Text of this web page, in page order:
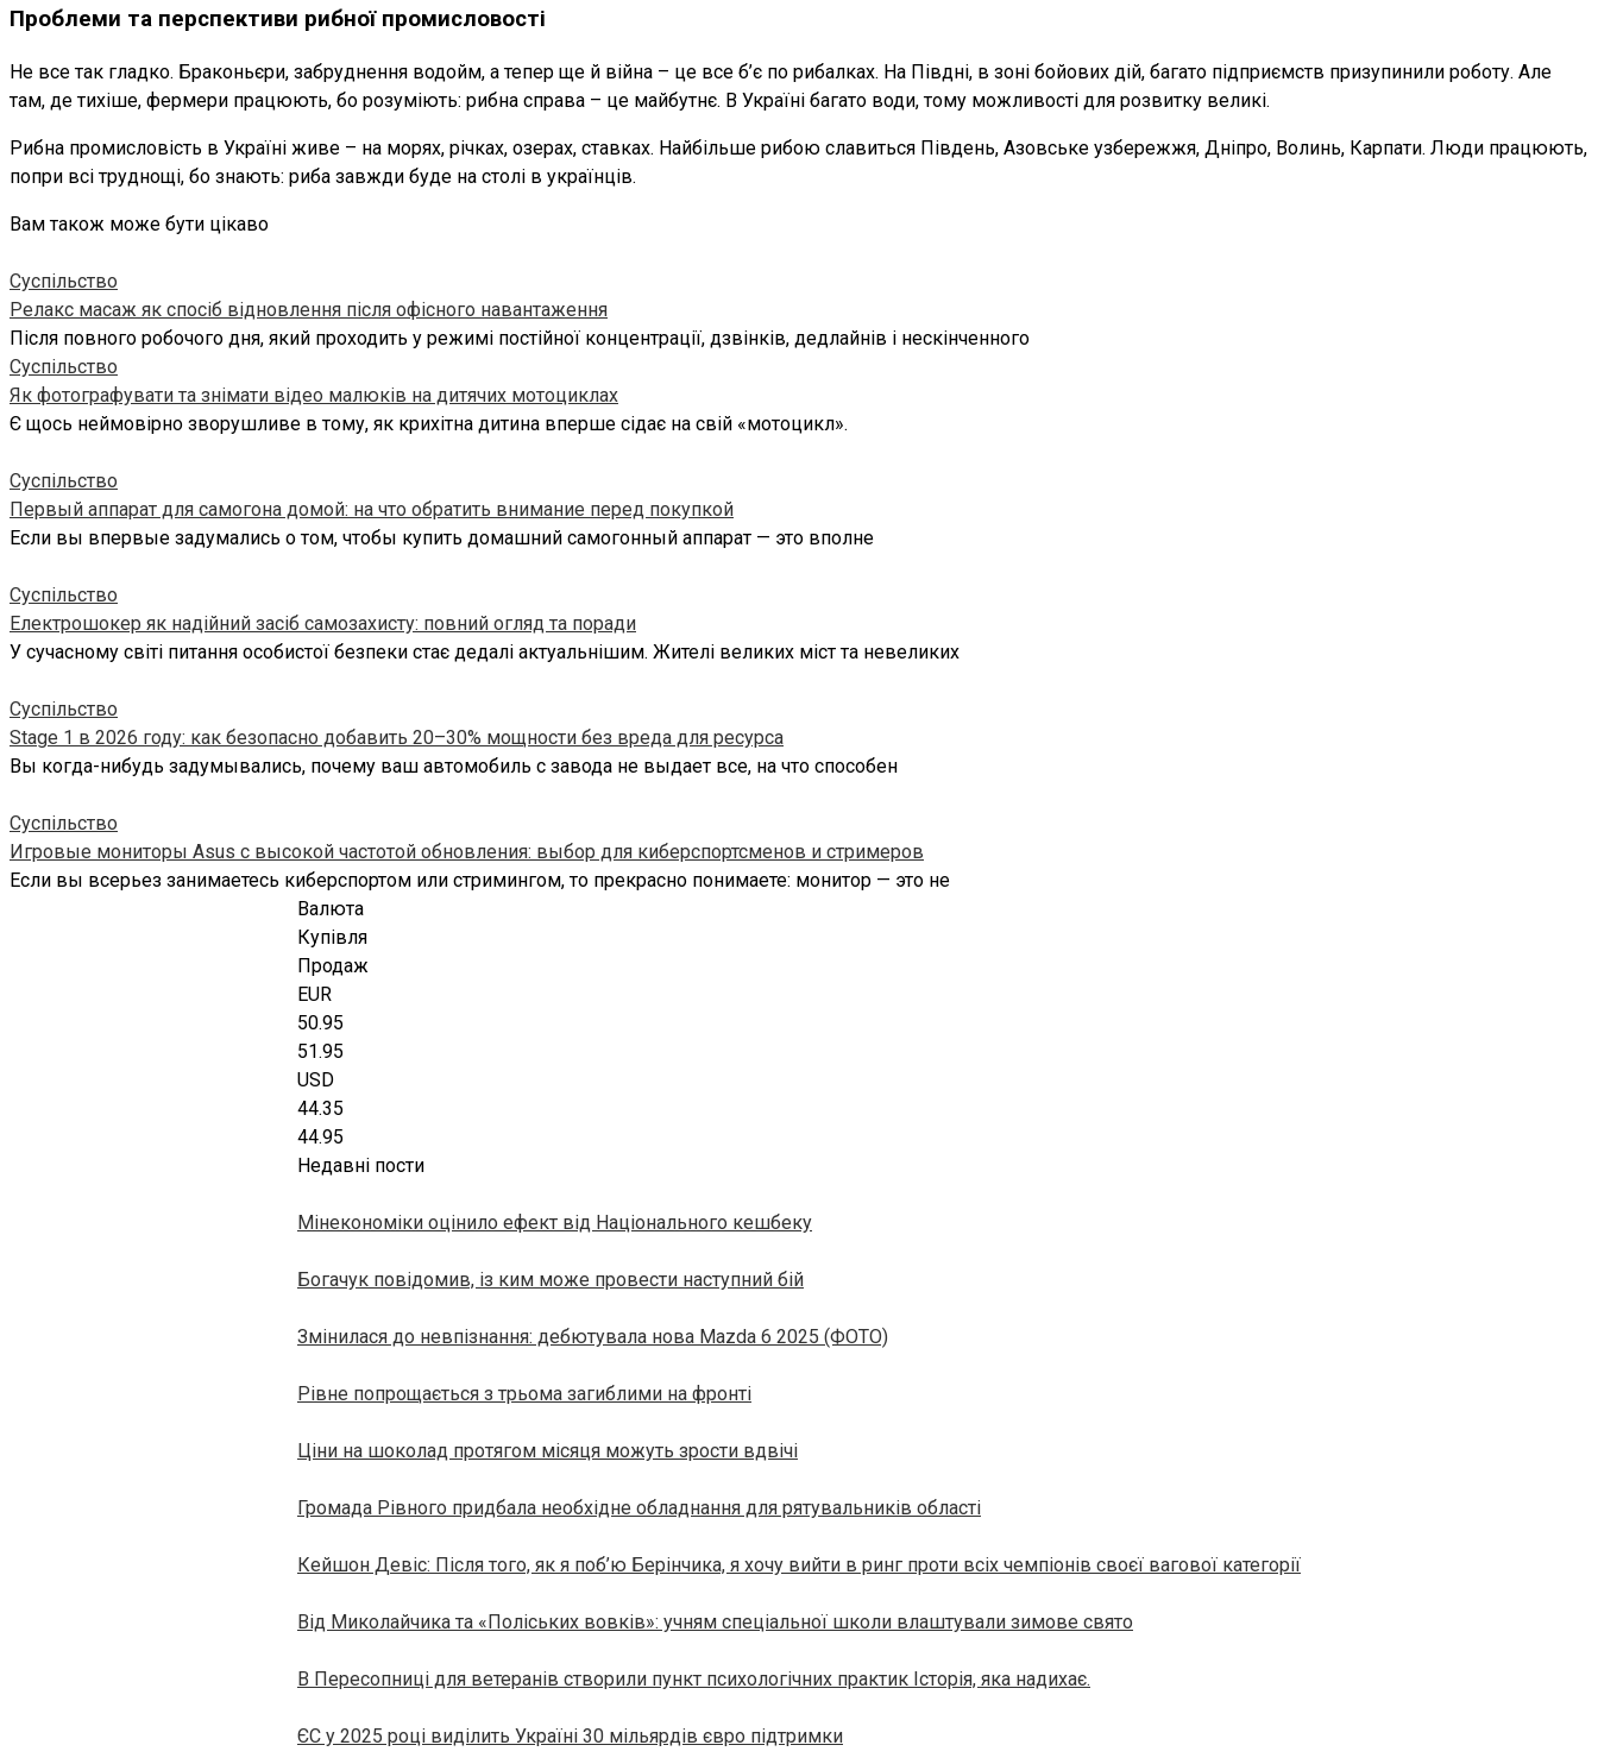
Проблеми та перспективи рибної промисловості
Не все так гладко. Браконьєри, забруднення водойм, а тепер ще й війна – це все б’є по рибалках. На Півдні, в зоні бойових дій, багато підприємств призупинили роботу. Але
там, де тихіше, фермери працюють, бо розуміють: рибна справа – це майбутнє. В Україні багато води, тому можливості для розвитку великі.
Рибна промисловість в Україні живе – на морях, річках, озерах, ставках. Найбільше рибою славиться Південь, Азовське узбережжя, Дніпро, Волинь, Карпати. Люди працюють,
попри всі труднощі, бо знають: риба завжди буде на столі в українців.
Вам також може бути цікаво
Суспільство
Релакс масаж як спосіб відновлення після офісного навантаження
Після повного робочого дня, який проходить у режимі постійної концентрації, дзвінків, дедлайнів і нескінченного
Суспільство
Як фотографувати та знімати відео малюків на дитячих мотоциклах
Є щось неймовірно зворушливе в тому, як крихітна дитина вперше сідає на свій «мотоцикл».
Суспільство
Первый аппарат для самогона домой: на что обратить внимание перед покупкой
Если вы впервые задумались о том, чтобы купить домашний самогонный аппарат — это вполне
Суспільство
Електрошокер як надійний засіб самозахисту: повний огляд та поради
У сучасному світі питання особистої безпеки стає дедалі актуальнішим. Жителі великих міст та невеликих
Суспільство
Stage 1 в 2026 году: как безопасно добавить 20–30% мощности без вреда для ресурса
Вы когда-нибудь задумывались, почему ваш автомобиль с завода не выдает все, на что способен
Суспільство
Игровые мониторы Asus с высокой частотой обновления: выбор для киберспортсменов и стримеров
Если вы всерьез занимаетесь киберспортом или стримингом, то прекрасно понимаете: монитор — это не
Валюта
Купівля
Продаж
EUR
50.95
51.95
USD
44.35
44.95
Недавні пости
Мінекономіки оцінило ефект від Національного кешбеку
Богачук повідомив, із ким може провести наступний бій
Змінилася до невпізнання: дебютувала нова Mazda 6 2025 (ФОТО)
Рівне попрощається з трьома загиблими на фронті
Ціни на шоколад протягом місяця можуть зрости вдвічі
Громада Рівного придбала необхідне обладнання для рятувальників області
Кейшон Девіс: Після того, як я поб’ю Берінчика, я хочу вийти в ринг проти всіх чемпіонів своєї вагової категорії
Від Миколайчика та «Поліських вовків»: учням спеціальної школи влаштували зимове свято
В Пересопниці для ветеранів створили пункт психологічних практик Історія, яка надихає.
ЄС у 2025 році виділить Україні 30 мільярдів євро підтримки